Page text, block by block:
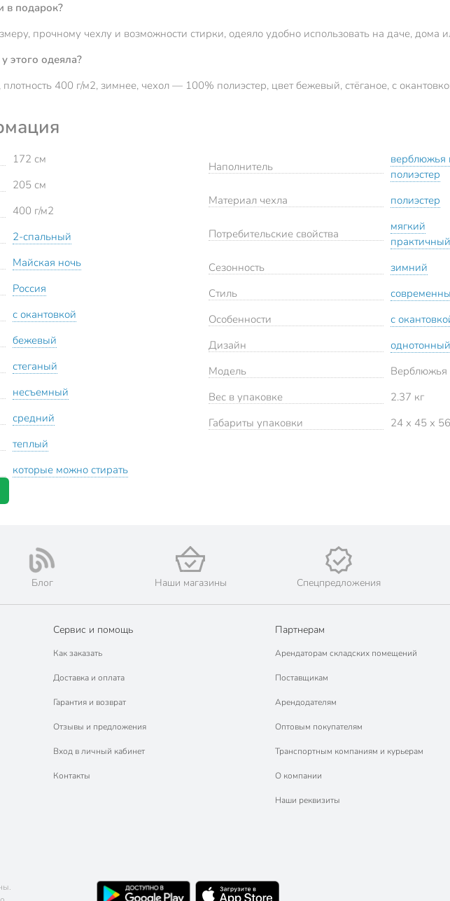
в подарок?
прочному чехлу и возможности стирки, одеяло удобно использовать на даче, дома
этого одеяла?
400 г/м2, зимнее, чехол — 100% полиэстер, цвет бежевый, стёганое, с
172 см
205 см
400 г/м2
2-спальный
Майская ночь
Россия
с окантовкой
бежевый
стеганый
несъемный
средний
теплый
которые можно стирать
Наполнитель
верблюжья
полиэстер
Материал чехла
полиэстер
Потребительские свойства
мягкий
практичный
Сезонность
зимний
Стиль
Особенности
с
Дизайн
однотонный
Модель
Верблюжья
Вес в упаковке
2.37 кг
Габариты упаковки
24 x 45 x
Блог Наши магазины Спецпредложения
Сервис и помощь
Как заказать
Доставка и оплата
Гарантия и возврат
Отзывы и предложения
Вход в личный кабинет
Контакты
Партнерам
Арендаторам складских помещений
Поставщикам
Арендодателям
Оптовым покупателям
Транспортным компаниям и курьерам
О компании
Наши реквизиты